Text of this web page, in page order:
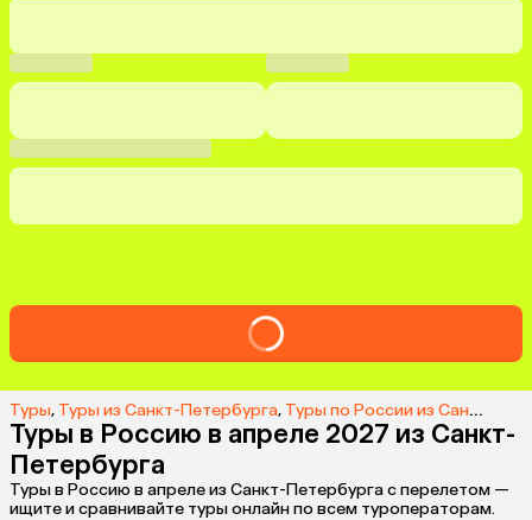
Туры, Туры из Санкт-Петербурга, Туры по России из Санкт-Петербурга
Туры в Россию в апреле 2027 из Санкт-
Петербурга
Туры в Россию в апреле из Санкт-Петербурга с перелетом —
ищите и сравнивайте туры онлайн по всем туроператорам.